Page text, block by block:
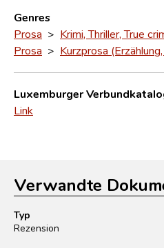
Genres
Prosa > Krimi, Thriller, True
Prosa > Kurzprosa
Luxemburger
Link
Verwandte
Typ
Rezension